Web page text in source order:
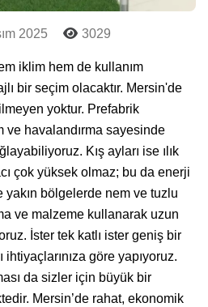
2025 3029
iklim hem de kullanım
bir seçim olacaktır. Mersin'de
yoktur. Prefabrik
ve havalandırma sayesinde
Kış ayları ise ılık
çok yüksek olmaz; bu da enerji
bölgelerde nem ve tuzlu
ve malzeme kullanarak uzun
İster tek katlı ister geniş bir
göre yapıyoruz.
da sizler için büyük bir
Mersin’de rahat, ekonomik